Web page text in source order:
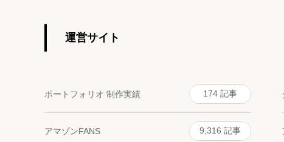
運営サイト
ポートフォリオ 制作実績 174 記事
アマゾンFANS 9,316 記事